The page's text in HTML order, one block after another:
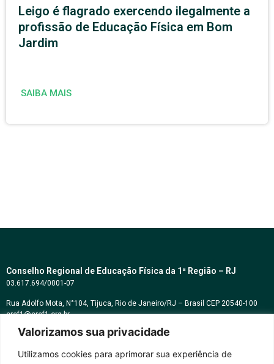
Valorizamos sua privacidade
Utilizamos cookies para aprimorar sua experiência de
Leigo é flagrado exercendo ilegalmente a
profissão de Educação Física em Bom
Jardim
SAIBA MAIS
Conselho Regional de Educação Física da 1ª Região – RJ
03.617.694/0001-07
Rua Adolfo Mota, N°104, Tijuca, Rio de Janeiro/RJ – Brasil CEP 20540-100
cref1@cref1.org.br
Assessoria de comunicação: